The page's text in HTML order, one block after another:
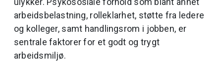
arbeidsbelastning, rolleklarhet, støtte fra ledere
og kolleger, samt handlingsrom i jobben, er
sentrale faktorer for et godt og trygt
arbeidsmiljø.